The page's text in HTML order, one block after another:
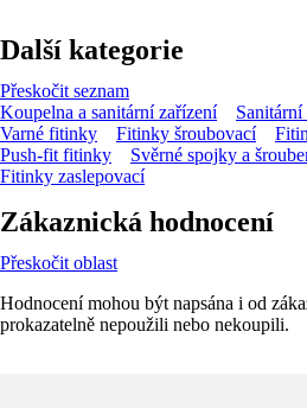
Další kategorie
Přeskočit seznam
Koupelna a sanitární zařízení
Sanitární
Varné fitinky
Fitinky šroubovací
Push-fit fitinky
Svěrné spojky a
Fitinky zaslepovací
Zákaznická hodnocení
Přeskočit oblast
Hodnocení mohou být napsána i od
prokazatelně nepoužili nebo nekoupili.